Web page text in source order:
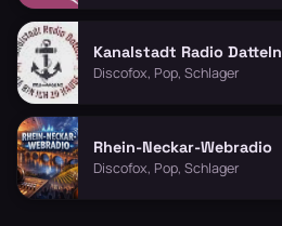
Kanalstadt Radio Datteln
Discofox, Pop, Schlager
Rhein-Neckar-Webradio
Discofox, Pop, Schlager